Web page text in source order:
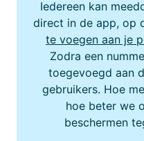
Iedereen kan
direct in de app, op
te voegen aan je
Zodra een
toegevoegd aan
gebruikers. Hoe
hoe beter we
beschermen